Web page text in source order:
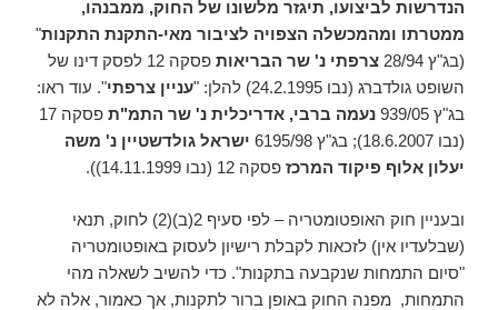
הנדרשות לביצועו, תיגזר מלשונו של החוק, ממבנהו,
ממטרתו ומהמכשלה הצפויה לציבור מאי-התקנת התקנות"
(בג"ץ 28/94
צרפתי נ' שר הבריאות
פסקה 12 לפסק דינו של
השופט גולדברג (נבו 24.2.1995) להלן: "
עניין צרפתי". עוד ראו:
בג"ץ 939/05
נעמה ברבי, אדריכלית נ' שר התמ"ת
פסקה 17
(נבו 18.6.2007); בג"ץ 6195/98
ישראל גולדשטיין נ' משה
יעלון אלוף פיקוד המרכז פסקה 12 (נבו 14.11.1999)).
ובעניין חוק האופטומטריה – לפי סעיף 2(ב)(2) לחוק, תנאי
(שבלעדיו אין) לזכאות לקבלת רישיון לעסוק באופטומטריה
"סיום התמחות שנקבעה בתקנות". כדי להשיב לשאלה מהי
התמחות, מפנה החוק באופן ברור לתקנות, אך כאמור, אלה לא